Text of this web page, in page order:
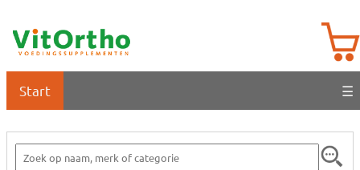
Start ☰